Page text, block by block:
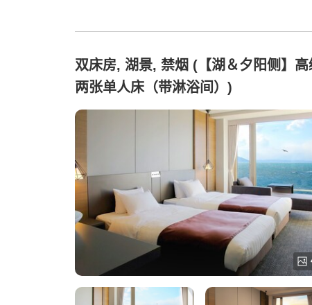
双床房, 湖景, 禁烟 (【湖＆夕阳侧】高
两张单人床（带淋浴间）)